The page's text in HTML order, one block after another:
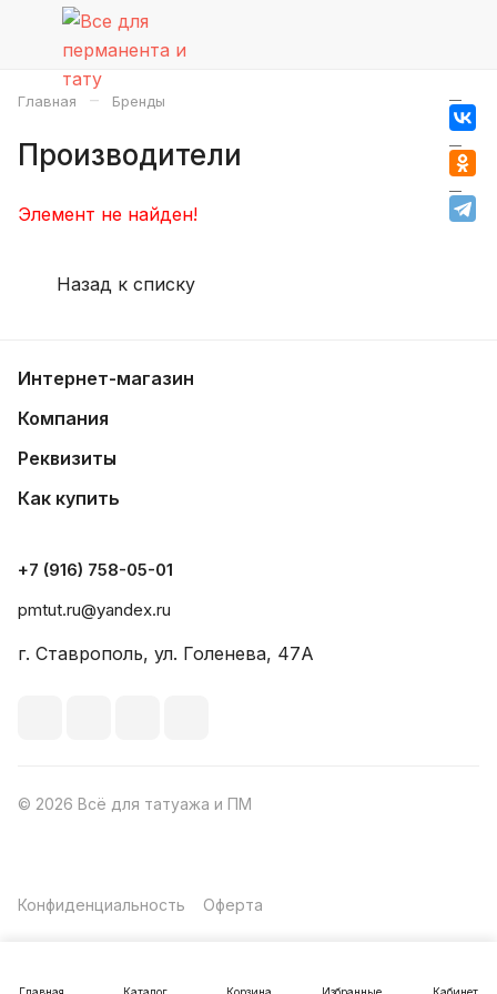
Главная – Бренды
Производители
Элемент не найден!
Назад к списку
Интернет-магазин
Компания
Реквизиты
Как купить
+7 (916) 758-05-01
pmtut.ru@yandex.ru
г. Ставрополь, ул. Голенева, 47А
© 2026 Всё для татуажа и ПМ
Конфиденциальность Оферта